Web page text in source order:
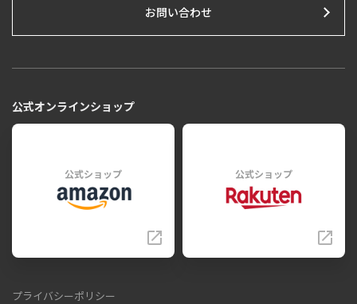
お問い合わせ
公式オンラインショップ
公式ショップ 公式ショップ
プライバシーポリシー